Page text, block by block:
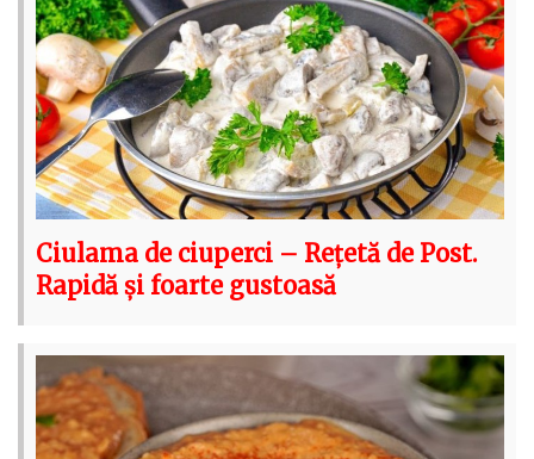
Ciulama de ciuperci – Rețetă de Post.
Rapidă și foarte gustoasă